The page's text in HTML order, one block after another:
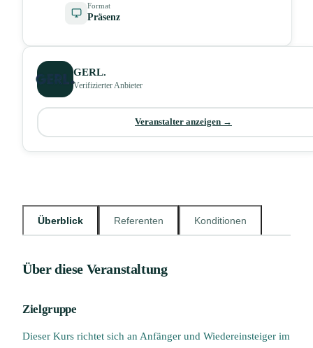
Überblick Referenten Konditionen
Über diese Veranstaltung
Zielgruppe
Dieser Kurs richtet sich an Anfänger und Wiedereinsteiger im
Format
Präsenz
GERL.
Verifizierter Anbieter
Veranstalter anzeigen →